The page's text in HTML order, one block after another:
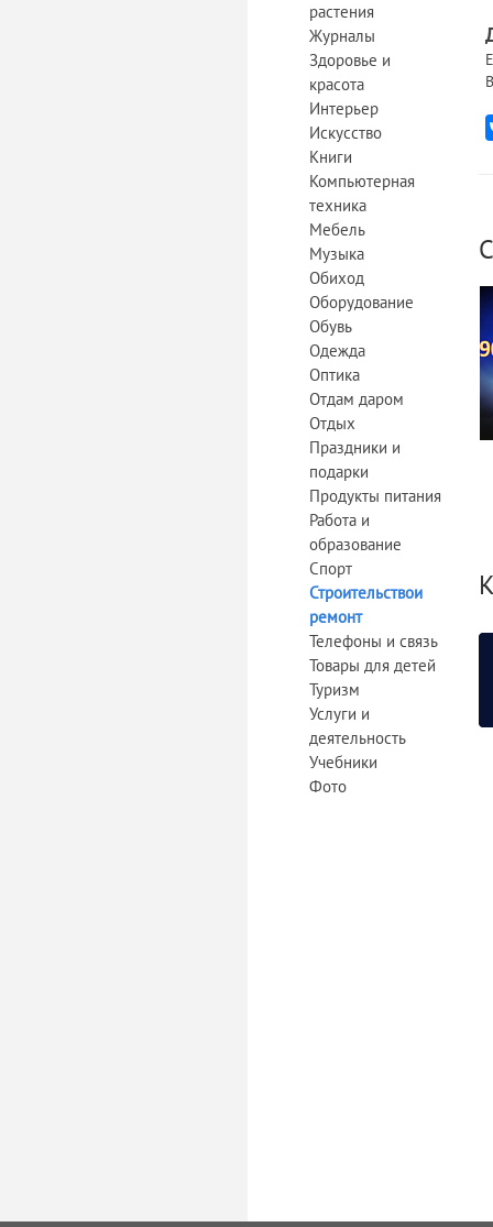
растения
Журналы
Здоровье и
красота
Интерьер
Искусство
Книги
Компьютерная
техника
Мебель
Музыка
Обиход
Оборудование
Обувь
Одежда
Оптика
Отдам даром
Отдых
Праздники и
подарки
Продукты питания
Работа и
образование
Спорт
Строительствои
ремонт
Телефоны и связь
Товары для детей
Туризм
Услуги и
деятельность
Учебники
Фото